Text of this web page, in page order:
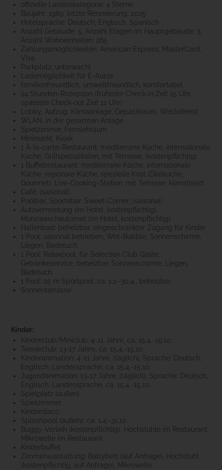
offizielle Landeskategorie: 4 Sterne
Baujahr: 1989, letzte Renovierung: 2025
Hotelsprache: Deutsch, Englisch, Spanisch
Anzahl Gebäude: 5, Anzahl Etagen im Hauptgebäude: 3,
Anzahl Wohneinheiten: 265
Zahlungsmöglichkeiten: American Express, MasterCard,
Visa
Parkplatz, unbewacht
Lademöglichkeit für E-Autos
familienfreundlich, umweltfreundlich, komfortabel
24 Stunden-Rezeption (früheste Check-in Zeit 15 Uhr,
späteste Check-out Zeit 11 Uhr)
Lobby, Aufzug, Klimaanlage, Gepäckraum, Weckdienst
WLAN, in der gesamten Anlage
Spielzimmer, Fernsehraum
Minimarkt, Kiosk
1 À-la-carte-Restaurant: mediterrane Küche, internationale
Küche, Grillspezialitäten, mit Terrasse, (kostenpflichtig)
1 Buffetrestaurant: mediterrane Küche, internationale
Küche, regionale Küche, spezielle Kost (Diätküche,
Gourmet), Live-Cooking-Station, mit Terrasse, klimatisiert
Café, (saisonal)
Poolbar, Sportsbar, Sweet-Corner, (saisonal)
Autovermietung (im Hotel, kostenpflichtig),
Münzwaschautomat (im Hotel, kostenpflichtig)
Hallenbad: beheizbar, eingeschränkter Zugang für Kinder
1 Pool: saisonal betrieben, Wet-Bubble, Sonnenschirme,
Liegen, Badetuch
1 Pool: Relaxpool, für Selection Club Gäste,
Getränkeservice, beheizbar, Sonnenschirme, Liegen,
Badetuch
1 Pool: 25 m Sportpool, ca. 1.2.-30.4., beheizbar
Sonnenterrasse
Kinder:
Kinderclub/Miniclub: 4-11 Jahre, ca. 15.4.-15.10.
Teenieclub: 13-17 Jahre, ca. 15.4.-15.10.
Kinderanimation: 4-11 Jahre, (täglich), Sprache: Deutsch,
Englisch, Landessprache, ca. 15.4.-15.10.
Jugendanimation: 13-17 Jahre, (täglich), Sprache: Deutsch,
Englisch, Landessprache, ca. 15.4.-15.10.
Spielplatz (außen)
Spielzimmer
Kinderdisco
Splashpool (außen): ca. 1.4.-31.10.
Buggy-Verleih (kostenpflichtig), Hochstühle im Restaurant,
Mikrowelle im Restaurant
Kinderbuffet
Zimmerausstattung: Babybett (auf Anfrage), Hochstuhl
(kostenpflichtig, auf Anfrage), Mikrowelle